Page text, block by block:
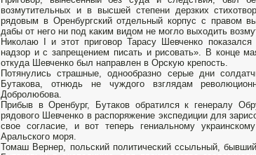
возмутительных и в высшей степени дерзких
рядовым в Оренбургский отдельный корпус с правом
дабы от него ни под каким видом не могло выходить
Николаю I и этот приговор Тарасу Шевченко
надзор и с запрещением писать и рисовать». В конце
откуда Шевченко был направлен в Орскую крепость.
Потянулись страшные, однообразно серые дни
Бутакова, отнюдь не чуждого взглядам
Добролюбова.
Прибыв в Оренбург, Бутаков обратился к генералу
рядового Шевченко в распоряжение экспедиции для
свое согласие, и вот теперь гениальному
Аральского моря.
Томаш Вернер, польский политический ссыльный,